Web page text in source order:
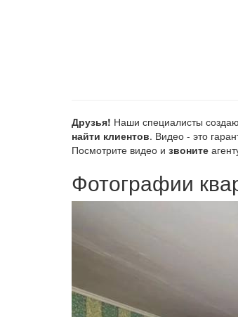
Друзья! Наши специалисты
найти клиентов. Видео - это
Посмотрите видео и звоните
Фотографии